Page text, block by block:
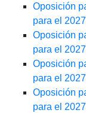
Oposición
para el 2027
Oposición
para el 2027
Oposición
para el 2027
Oposición
para el 2027